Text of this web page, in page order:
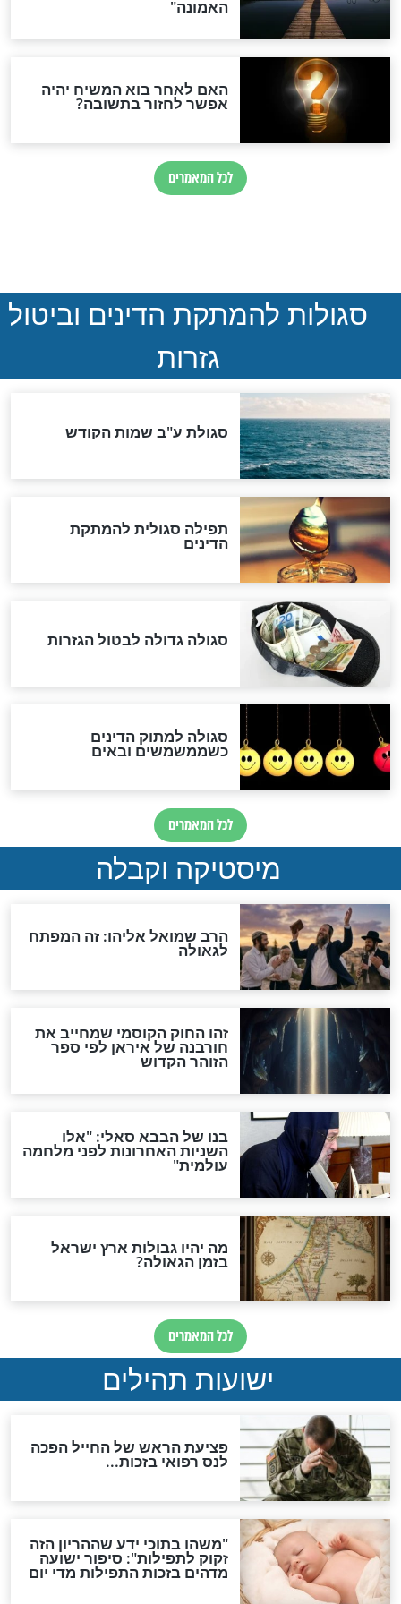
הותר לפרסום: לוחמי מילואים
נהרגו בדרום לבנון
המסמך האבוד שנחשף
במרתפי מוסקבה: כתב היד
הנדיר של הרשב"ם התגלה
שורדת השואה שחוגגת 100:
"מודה לקב"ה על כל השנים"
לכל המאמרים
אחרית הימים
האם אפשר לחשב את הקץ?
מה יהיה בימות המשיח?
"לפני הגאולה תהיה אפיקורסות
והכחשה גדולה מאוד של
האמונה"
האם לאחר בוא המשיח יהיה
אפשר לחזור בתשובה?
לכל המאמרים
להמתקת הדינים וביטול
גזרות
סגולת ע"ב שמות הקודש